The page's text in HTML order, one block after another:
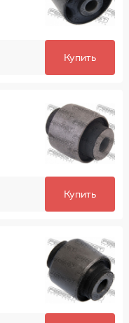
Купить
Купить